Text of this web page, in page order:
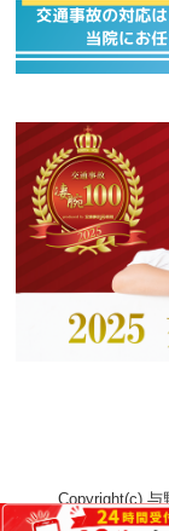
Copyright(c) 与